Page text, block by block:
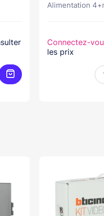
Ajouter au panier
Alimentation
Connectez-
les prix